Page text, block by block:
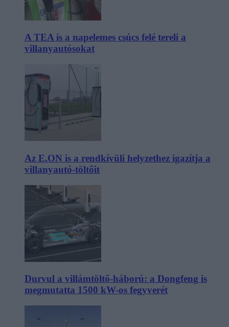
A TEA is a napelemes csúcs felé tereli a
villanyautósokat
Az E.ON is a rendkívüli helyzethez igazítja a
villanyautó-töltőit
Durvul a villámtöltő-háború: a Dongfeng is
megmutatta 1500 kW-os fegyverét